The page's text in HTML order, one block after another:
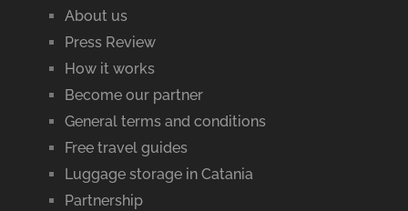
About us
Press Review
How it works
Become our partner
General terms and conditions
Free travel guides
Luggage storage in Catania
Partnership